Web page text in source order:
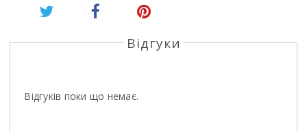
Відгуки
Відгуків поки що немає.